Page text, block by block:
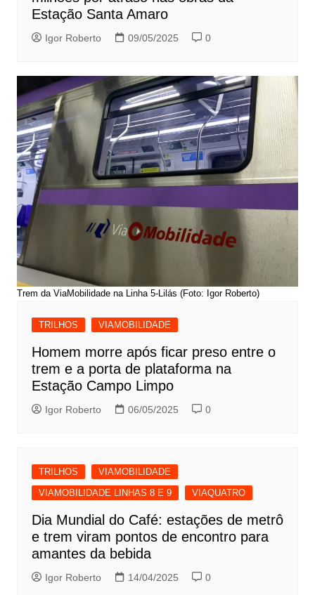
Estação Santa Amaro
Igor Roberto 09/05/2025 0
Trem da ViaMobilidade na Linha 5-Lilás (Foto: Igor Roberto)
TRILHOS VIAMOBILIDADE
Homem morre após ficar preso entre o
trem e a porta de plataforma na
Estação Campo Limpo
Igor Roberto 06/05/2025 0
TRILHOS
VIAMOBILIDADE
VIAMOBILIDADE LINHAS 8 E 9
VIAQUATRO
Dia Mundial do Café: estações de metrô
e trem viram pontos de encontro para
amantes da bebida
Igor Roberto 14/04/2025 0